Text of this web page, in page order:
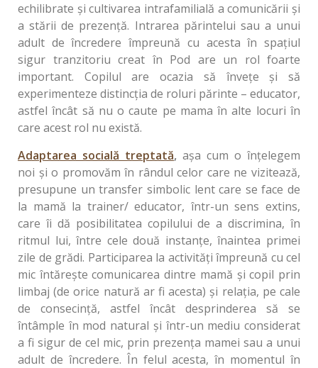
echilibrate și cultivarea intrafamilială a comunicării și
a stării de prezență. Intrarea părintelui sau a unui
adult de încredere împreună cu acesta în spațiul
sigur tranzitoriu creat în Pod are un rol foarte
important. Copilul are ocazia să învețe și să
experimenteze distincția de roluri părinte – educator,
astfel încât să nu o caute pe mama în alte locuri în
care acest rol nu există.
Adaptarea socială treptată, așa cum o înțelegem
noi și o promovăm în rândul celor care ne vizitează,
presupune un transfer simbolic lent care se face de
la mamă la trainer/ educator, într-un sens extins,
care îi dă posibilitatea copilului de a discrimina, în
ritmul lui, între cele două instanțe, înaintea primei
zile de grădi. Participarea la activități împreună cu cel
mic întărește comunicarea dintre mamă și copil prin
limbaj (de orice natură ar fi acesta) și relația, pe cale
de consecință, astfel încât desprinderea să se
întâmple în mod natural și într-un mediu considerat
a fi sigur de cel mic, prin prezența mamei sau a unui
adult de încredere. În felul acesta, în momentul în